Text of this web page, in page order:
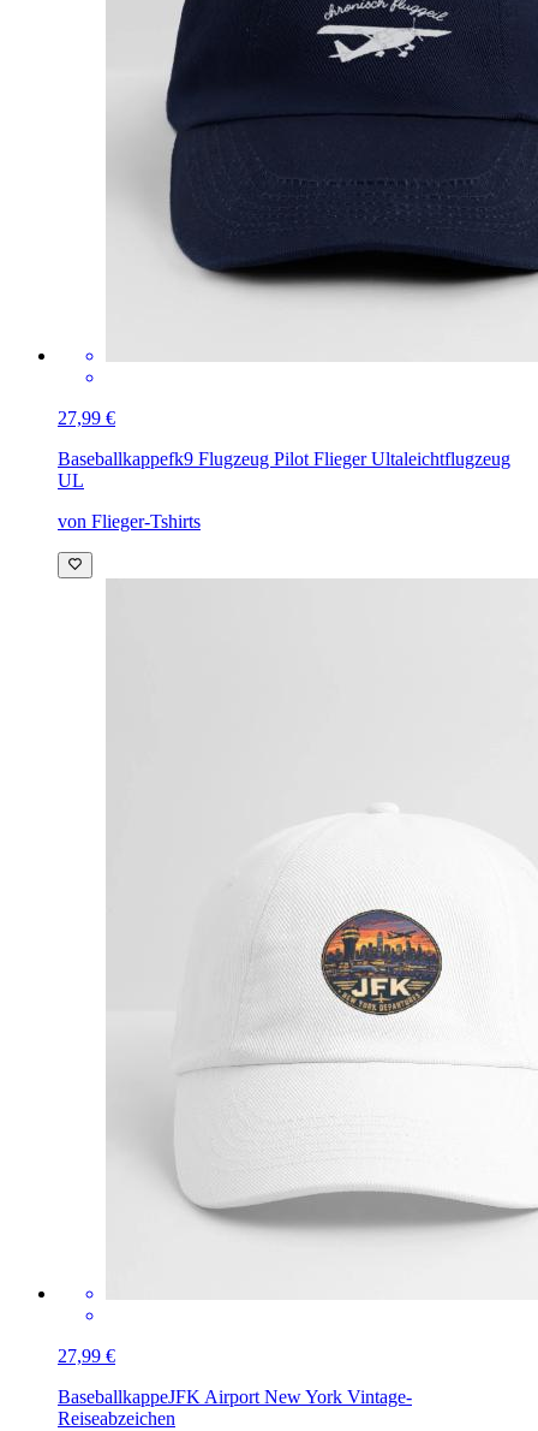
27,99 €
Baseballkappefk9 Flugzeug Pilot Flieger Ultaleichtflugzeug
UL
von Flieger-Tshirts
27,99 €
BaseballkappeJFK Airport New York Vintage-
Reiseabzeichen